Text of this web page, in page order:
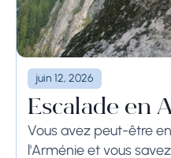
juin 12, 2026
Escalade en
Vous avez peut-être
l'Arménie et vous